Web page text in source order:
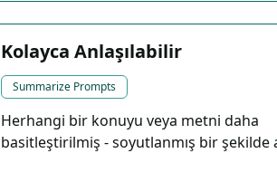
Kolayca Anlaşılabilir
Summarize Prompts
Herhangi bir konuyu veya metni daha
basitleştirilmiş - soyutlanmış bir şekilde